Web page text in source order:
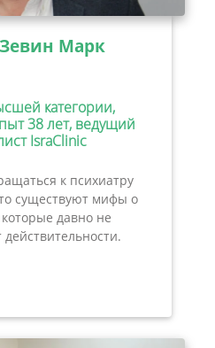
Марк
категории,
38 лет, ведущий
IsraClinic
к психиатру
существуют мифы о
давно не
действительности.